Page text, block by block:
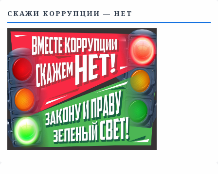
Телефоны учреждений, оказывающих меры социальной
поддержки, медицинскую, социально-психологическую
помощь детям и взрослым лицам Ленинградской
области